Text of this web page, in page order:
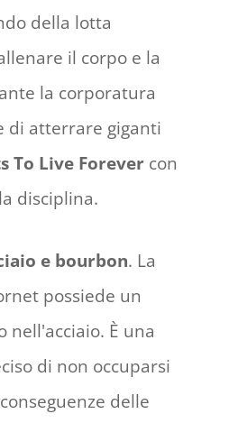
della lotta
il corpo e la
la corporatura
di atterrare giganti
To Live Forevercon
disciplina.
e bourbon. La
possiede un
nell'acciaio. È una
di non occuparsi
delle